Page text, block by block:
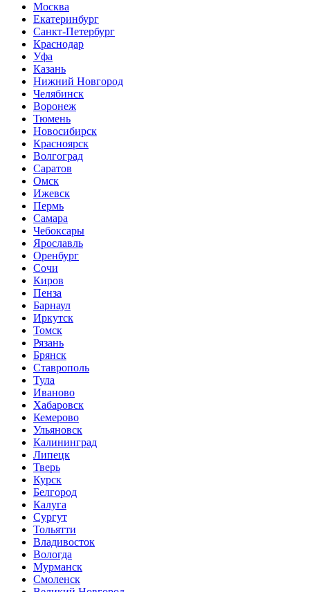
Москва
Екатеринбург
Санкт-Петербург
Краснодар
Уфа
Казань
Нижний Новгород
Челябинск
Воронеж
Тюмень
Новосибирск
Красноярск
Волгоград
Саратов
Омск
Ижевск
Пермь
Самара
Чебоксары
Ярославль
Оренбург
Сочи
Киров
Пенза
Барнаул
Иркутск
Томск
Рязань
Брянск
Ставрополь
Тула
Иваново
Хабаровск
Кемерово
Ульяновск
Калининград
Липецк
Тверь
Курск
Белгород
Калуга
Сургут
Тольятти
Владивосток
Вологда
Мурманск
Смоленск